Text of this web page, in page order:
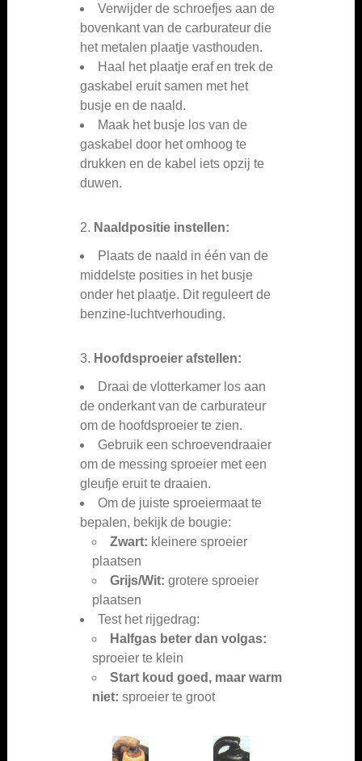
Verwijder de schroefjes aan de
bovenkant van de carburateur die
het metalen plaatje vasthouden.
Haal het plaatje eraf en trek de
gaskabel eruit samen met het
busje en de naald.
Maak het busje los van de
gaskabel door het omhoog te
drukken en de kabel iets opzij te
duwen.
2. Naaldpositie instellen:
Plaats de naald in één van de
middelste posities in het busje
onder het plaatje. Dit reguleert de
benzine-luchtverhouding.
3. Hoofdsproeier afstellen:
Draai de vlotterkamer los aan
de onderkant van de carburateur
om de hoofdsproeier te zien.
Gebruik een schroevendraaier
om de messing sproeier met een
gleufje eruit te draaien.
Om de juiste sproeiermaat te
bepalen, bekijk de bougie:
Zwart: kleinere sproeier
plaatsen
Grijs/Wit: grotere sproeier
plaatsen
Test het rijgedrag:
Halfgas beter dan volgas:
sproeier te klein
Start koud goed, maar warm
niet: sproeier te groot